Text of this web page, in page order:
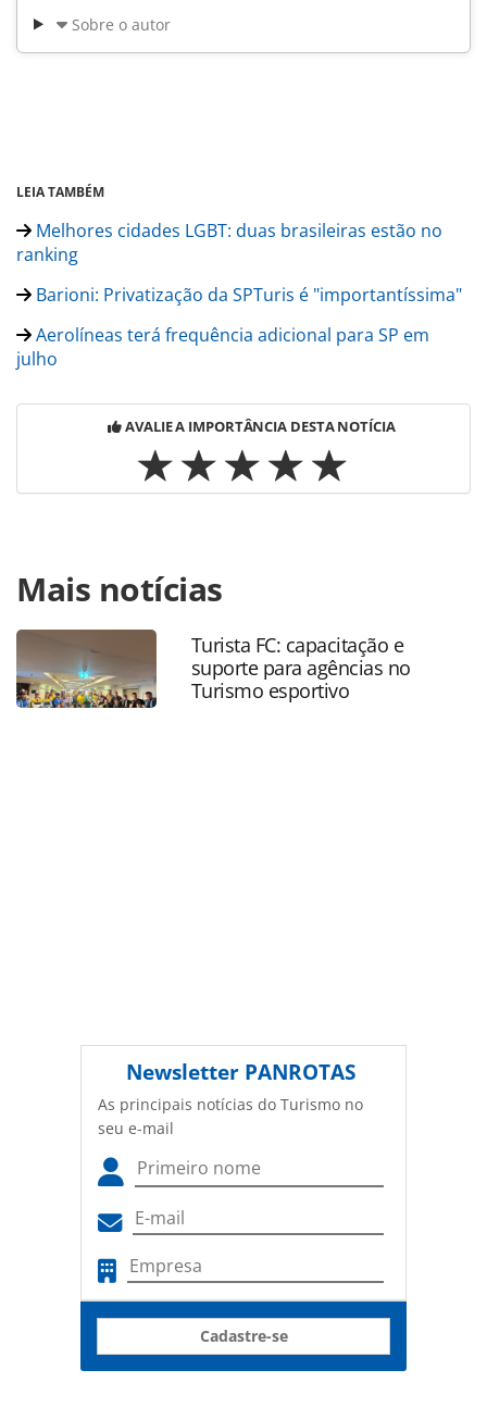
Sobre o autor
LEIA TAMBÉM
Melhores cidades LGBT: duas brasileiras estão no
ranking
Barioni: Privatização da SPTuris é "importantíssima"
Aerolíneas terá frequência adicional para SP em
julho
AVALIE A IMPORTÂNCIA DESTA NOTÍCIA
https://www.panrotas.com.br/noticia-
turismo/pesquisaseestatisticas/2017/06/spturis-revela-
ranking-da-imigracao-em-sao-paulo-video_147528.html ou
as ferramentas oferecidas na página. Todo o conteúdo
produzido pela PANROTAS Editora é protegido pela
legislação brasileira sobre direito autoral. Não reproduza o
Mais notícias
Turista FC: capacitação e
suporte para agências no
Turismo esportivo
Newsletter PANROTAS
As principais notícias do Turismo no
seu e-mail
Cadastre-se